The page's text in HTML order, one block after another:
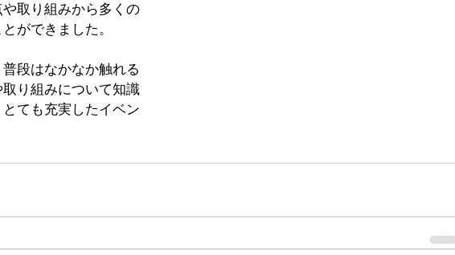
取り組みから多くの
ができました。
段はなかなか触れる
り組みについて知識
ても充実したイベン